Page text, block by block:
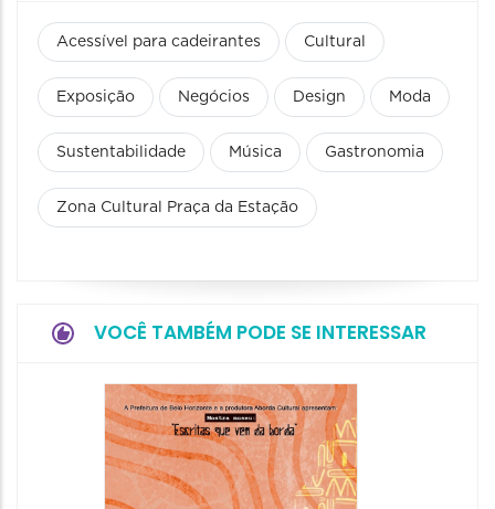
Acessível para cadeirantes Cultural
Exposição Negócios Design Moda
Sustentabilidade Música Gastronomia
Zona Cultural Praça da Estação
VOCÊ TAMBÉM PODE SE INTERESSAR